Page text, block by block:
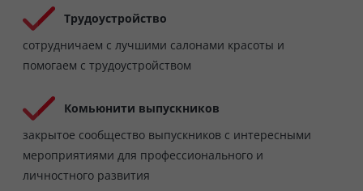
Трудоустройство
сотрудничаем с лучшими салонами красоты и
помогаем с трудоустройством
Комьюнити выпускников
закрытое сообщество выпускников с интересными
мероприятиями для профессионального и
личностного развития